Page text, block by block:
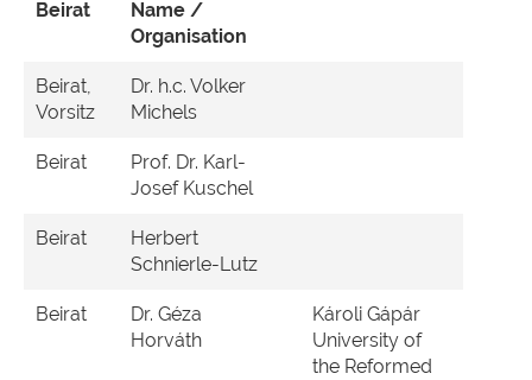
Beirat
Name /
Organisation
Beirat,
Vorsitz
Dr. h.c. Volker
Michels
Beirat
Prof. Dr. Karl-
Josef Kuschel
Beirat
Herbert
Schnierle-Lutz
Beirat
Dr. Géza
Horváth
Károli Gápár
University of
the Reformed